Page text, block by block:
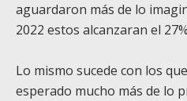
aguardaron más de lo
2022 estos alcanzaran el
Lo mismo sucede con los
esperado mucho más de lo